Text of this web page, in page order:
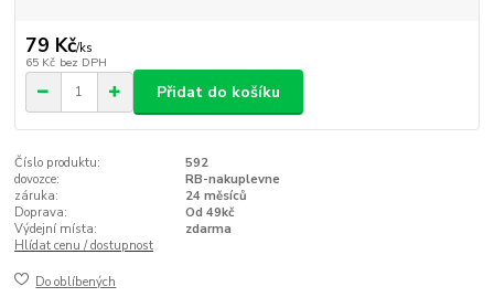
79 Kč/ks
65 Kč bez DPH
Přidat do košíku
Číslo produktu:
592
dovozce:
RB-nakuplevne
záruka:
24 měsíců
Doprava:
Od 49kč
Výdejní místa:
zdarma
Hlídat cenu / dostupnost
Do oblíbených